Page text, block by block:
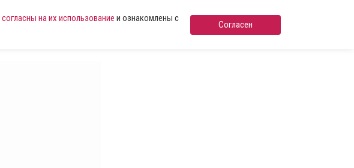
согласны на их использование и ознакомлены с
Согласен